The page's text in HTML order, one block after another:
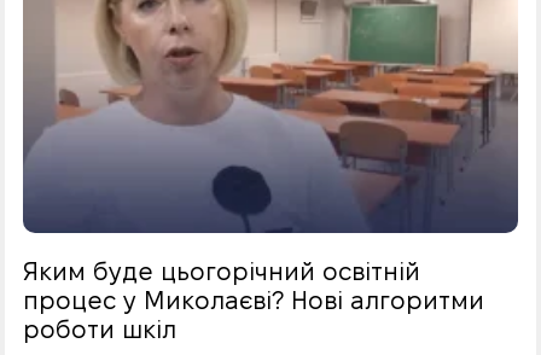
Яким буде цьогорічний освітній
процес у Миколаєві? Нові алгоритми
роботи шкіл